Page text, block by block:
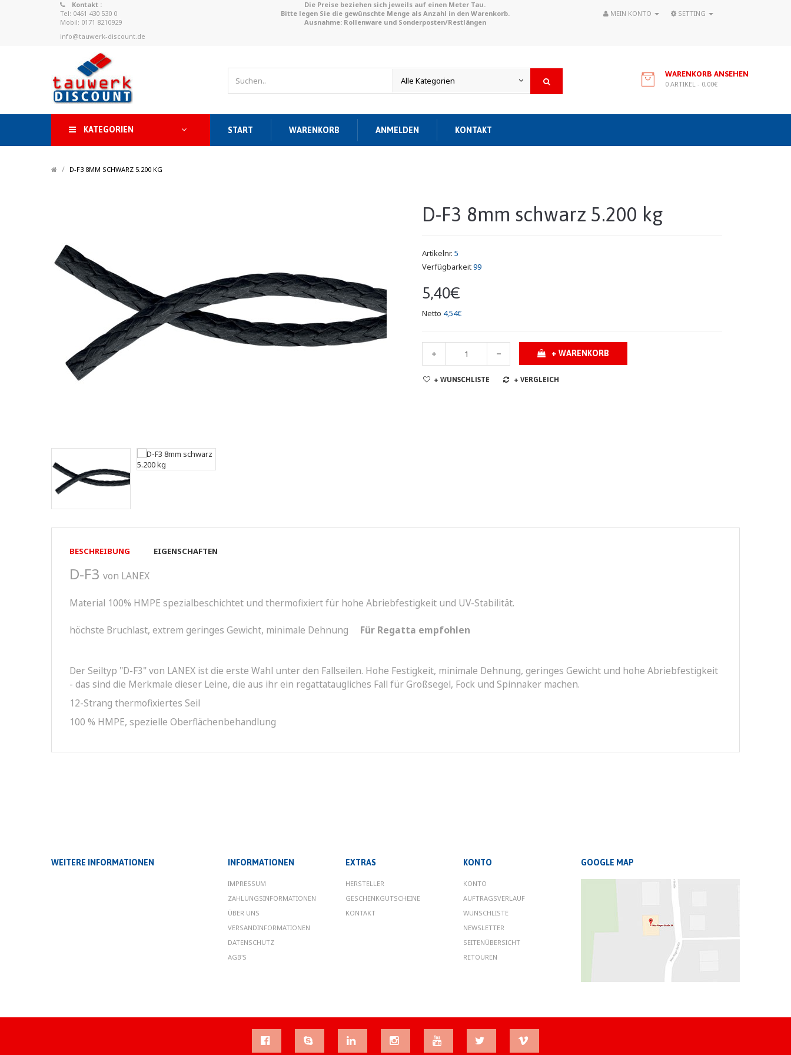
Kontakt :
Tel: 0461 430 530 0
Mobil: 0171 8210929
info@tauwerk-discount.de
Die Preise beziehen sich jeweils auf einen Meter Tau.
Bitte legen Sie die gewünschte Menge als Anzahl in den Warenkorb.
Ausnahme: Rollenware und Sonderposten/Restlängen
MEIN KONTO SETTING
WARENKORB ANSEHEN
0 ARTIKEL - 0,00€
KATEGORIEN START WARENKORB ANMELDEN KONTAKT
/ D-F3 8MM SCHWARZ 5.200 KG
D-F3 8mm schwarz 5.200 kg
Artikelnr. 5
Verfügbarkeit99
5,40€
Netto 4,54€
+ WARENKORB
+ WUNSCHLISTE + VERGLEICH
BESCHREIBUNG EIGENSCHAFTEN
D-F3 von LANEX
Material 100% HMPE spezialbeschichtet und thermofixiert für hohe Abriebfestigkeit und UV-Stabilität.
höchste Bruchlast, extrem geringes Gewicht, minimale Dehnung Für Regatta empfohlen
Der Seiltyp "D-F3" von LANEX ist die erste Wahl unter den Fallseilen. Hohe Festigkeit, minimale Dehnung, geringes Gewicht und hohe Abriebfestigkeit
- das sind die Merkmale dieser Leine, die aus ihr ein regattataugliches Fall für Großsegel, Fock und Spinnaker machen.
12-Strang thermofixiertes Seil
100 % HMPE, spezielle Oberflächenbehandlung
WEITERE INFORMATIONEN INFORMATIONEN
IMPRESSUM
ZAHLUNGSINFORMATIONEN
ÜBER UNS
VERSANDINFORMATIONEN
DATENSCHUTZ
AGB'S
EXTRAS
HERSTELLER
GESCHENKGUTSCHEINE
KONTAKT
KONTO
KONTO
AUFTRAGSVERLAUF
WUNSCHLISTE
NEWSLETTER
SEITENÜBERSICHT
RETOUREN
GOOGLE MAP